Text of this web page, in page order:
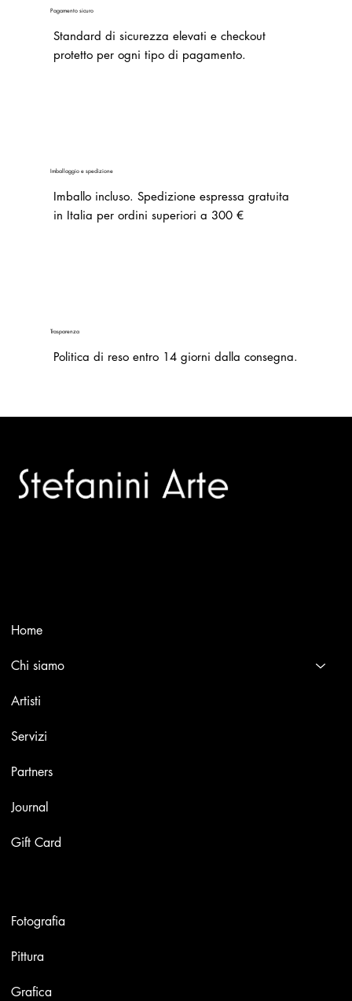
Pagamento sicuro
Standard di sicurezza elevati e checkout
protetto per ogni tipo di pagamento.
Imballaggio e spedizione
Imballo incluso. Spedizione espressa gratuita
in Italia per ordini superiori a 300 €
Trasparenza
Politica di reso entro 14 giorni dalla consegna.
Home
Chi siamo
Artisti
Servizi
Partners
Journal
Gift Card
Fotografia
Pittura
Grafica